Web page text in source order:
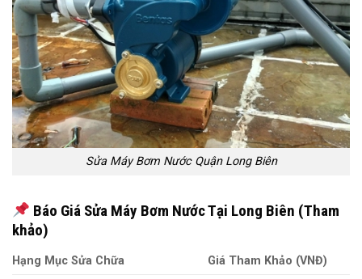
Sửa Máy Bơm Nước Quận Long Biên
Báo Giá Sửa Máy Bơm Nước Tại Long Biên (Tham
khảo)
Hạng Mục Sửa Chữa
Giá Tham Khảo (VNĐ)